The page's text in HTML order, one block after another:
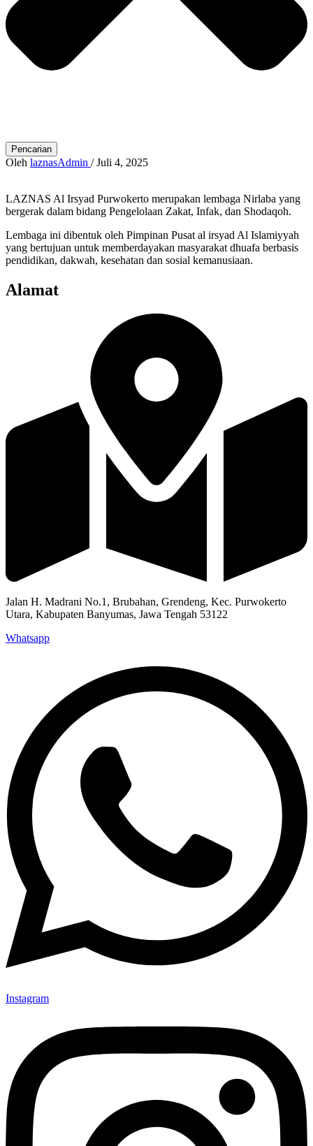
Pencarian
Oleh laznasAdmin /Juli 4, 2025
LAZNAS Al Irsyad Purwokerto merupakan lembaga Nirlaba yang
bergerak dalam bidang Pengelolaan Zakat, Infak, dan Shodaqoh.
Lembaga ini dibentuk oleh Pimpinan Pusat al irsyad Al Islamiyyah
yang bertujuan untuk memberdayakan masyarakat dhuafa berbasis
pendidikan, dakwah, kesehatan dan sosial kemanusiaan.
Alamat
Jalan H. Madrani No.1, Brubahan, Grendeng, Kec. Purwokerto
Utara, Kabupaten Banyumas, Jawa Tengah 53122​
Whatsapp
Instagram